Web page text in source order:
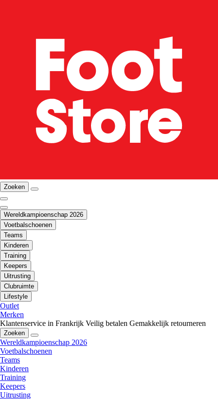
Zoeken
Wereldkampioenschap 2026
Voetbalschoenen
Teams
Kinderen
Training
Keepers
Uitrusting
Clubruimte
Lifestyle
Outlet
Merken
Klantenservice in Frankrijk Veilig betalen Gemakkelijk retourneren
Zoeken
Wereldkampioenschap 2026
Voetbalschoenen
Teams
Kinderen
Training
Keepers
Uitrusting